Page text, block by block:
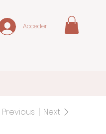
Acceder
Previous Next